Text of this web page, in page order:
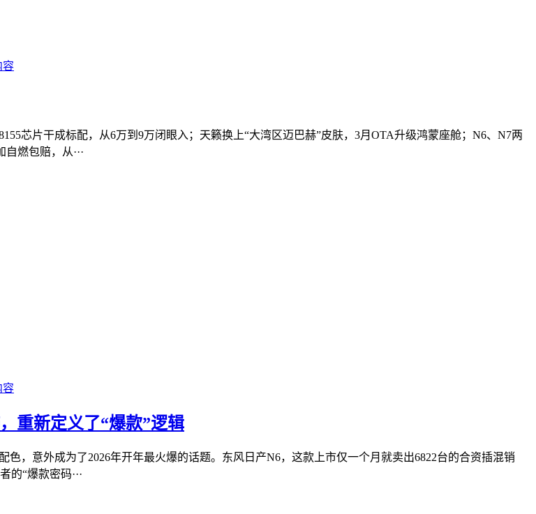
容
芯片干成标配，从6万到9万闭眼入；天籁换上“大湾区迈巴赫”皮肤，3月OTA升级鸿蒙座舱；N6、N7两
燃包赔，从···
容
重新定义了“爆款”逻辑
，意外成为了2026年开年最火爆的话题。东风日产N6，这款上市仅一个月就卖出6822台的合资插混销
“爆款密码···